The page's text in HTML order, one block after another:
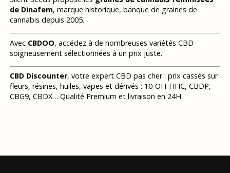
de Dinafem, marque historique, banque de graines de
cannabis depuis 2005.
Avec CBDOO, accédez à de nombreuses variétés CBD
soigneusement sélectionnées à un prix juste.
CBD Discounter, votre expert CBD pas cher : prix cassés sur
fleurs, résines, huiles, vapes et dérivés : 10-OH-HHC, CBDP,
CBG9, CBDX… Qualité Premium et livraison en 24H.